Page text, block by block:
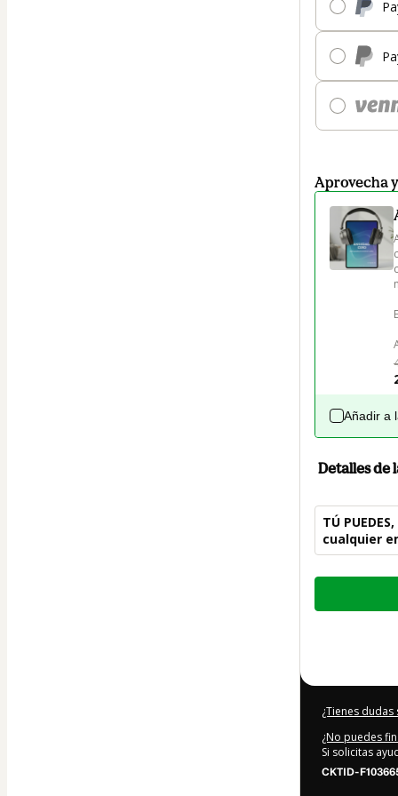
Aprovecha
Añadir a
Detalles de
TÚ
cualquier
Total
¿Tienes
¿No puedes
Si solicitas
CKTID-